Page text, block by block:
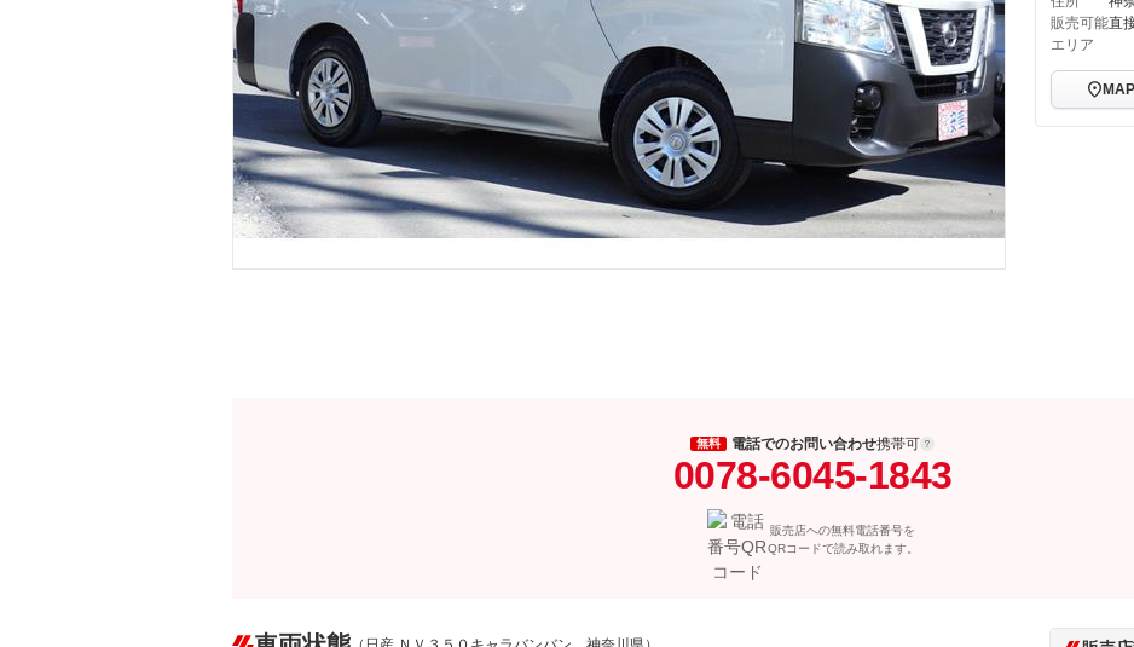
販売可能
エリア
直
無料 電話でのお問い合わせ携帯可
0078-6045-1843
販売店への無料電話番号を
QRコードで読み取れます。